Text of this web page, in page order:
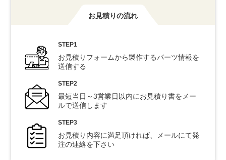
お見積りの流れ
STEP1
お見積りフォームから製作するパーツ情報を
送信する
STEP2
最短当日～3営業日以内にお見積り書をメー
ルで送信します
STEP3
お見積り内容に満足頂ければ、メールにて発
注の連絡を下さい